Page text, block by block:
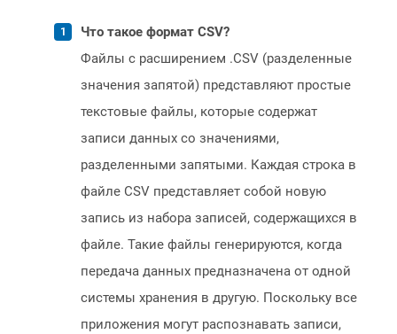
Что такое формат CSV?
Файлы с расширением .CSV (разделенные
значения запятой) представляют простые
текстовые файлы, которые содержат
записи данных со значениями,
разделенными запятыми. Каждая строка в
файле CSV представляет собой новую
запись из набора записей, содержащихся в
файле. Такие файлы генерируются, когда
передача данных предназначена от одной
системы хранения в другую. Поскольку все
приложения могут распознавать записи,